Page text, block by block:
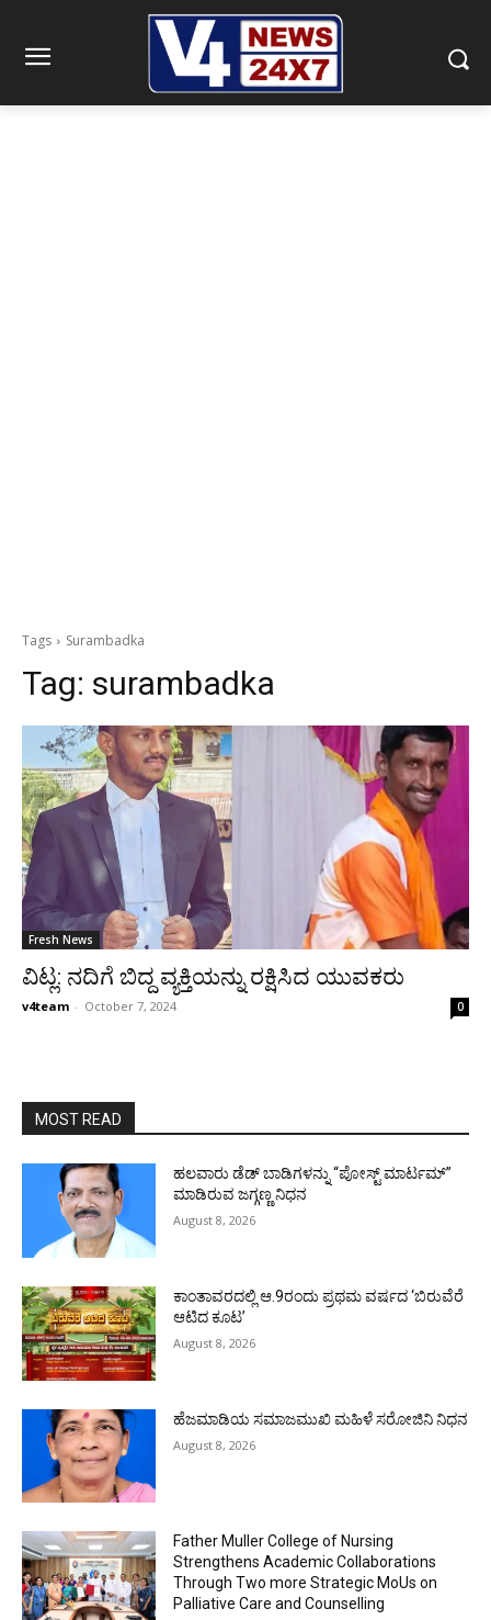
Tags Surambadka
Tag: surambadka
Fresh News
ವಿಟ್ಲ: ನದಿಗೆ ಬಿದ್ದ ವ್ಯಕ್ತಿಯನ್ನು ರಕ್ಷಿಸಿದ ಯುವಕರು
v4team - October 7, 2024 0
MOST READ
ಹಲವಾರು ಡೆಡ್ ಬಾಡಿಗಳನ್ನು “ಪೋಸ್ಟ್ ಮಾರ್ಟಮ್”
ಮಾಡಿರುವ ಜಗ್ಗಣ್ಣ ನಿಧನ
August 8, 2026
ಕಾಂತಾವರದಲ್ಲಿ ಆ.9ರಂದು ಪ್ರಥಮ ವರ್ಷದ ‘ಬಿರುವೆರೆ
ಆಟಿದ ಕೂಟ’
August 8, 2026
ಹೆಜಮಾಡಿಯ ಸಮಾಜಮುಖಿ ಮಹಿಳೆ ಸರೋಜಿನಿ ನಿಧನ
August 8, 2026
Father Muller College of Nursing
Strengthens Academic Collaborations
Through Two more Strategic MoUs on
Palliative Care and Counselling